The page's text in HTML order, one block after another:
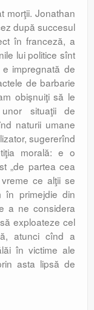
morţii. Jonathan
după succesul
în franceză, a
lui politice sînt
e impregnată de
de barbarie
obişnuiţi să le
situaţii de
naturii umane
sugererînd
morală: e o
„de partea cea
ce alţii se
în primejdie din
a ne considera
exploateze cel
atunci cînd a
în victime ale
asta lipsă de